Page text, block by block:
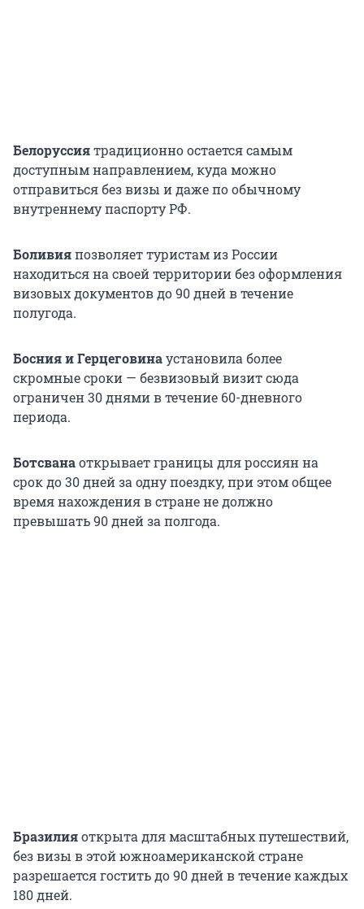
Белоруссиятрадиционно остается самым
доступным направлением, куда можно
отправиться без визы и даже по обычному
внутреннему паспорту РФ.
Боливияпозволяет туристам из России
находиться на своей территории без оформления
визовых документов до 90 дней в течение
полугода.
Босния и Герцеговинаустановила более
скромные сроки — безвизовый визит сюда
ограничен 30 днями в течение 60-дневного
периода.
Ботсванаоткрывает границы для россиян на
срок до 30 дней за одну поездку, при этом общее
время нахождения в стране не должно
превышать 90 дней за полгода.
Бразилияоткрыта для масштабных путешествий,
без визы в этой южноамериканской стране
разрешается гостить до 90 дней в течение каждых
180 дней.